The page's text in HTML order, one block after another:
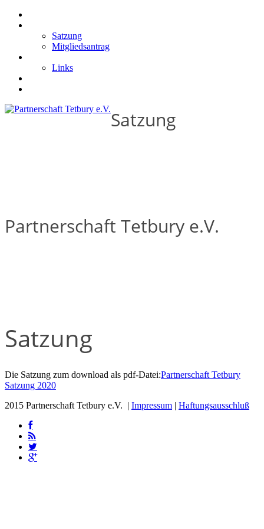
Satzung
Mitgliedsantrag
Links
Satzung
Partnerschaft Tetbury e.V.
Satzung
Die Satzung zum download als pdf-Datei:Partnerschaft Tetbury
Satzung 2020
2015 Partnerschaft Tetbury e.V. | Impressum | Haftungsausschluß